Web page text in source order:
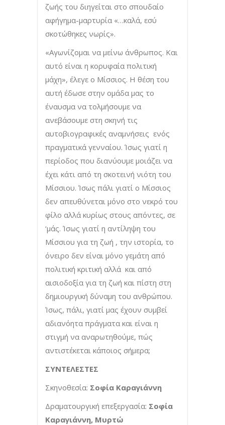
ζωής του διηγείται στο σπουδαίο
αφήγημα-μαρτυρία «…καλά, εσύ
σκοτώθηκες νωρίς».
«Αγωνίζομαι να μείνω άνθρωπος. Και
αυτό είναι η κορυφαία πολιτική
μάχη», έλεγε ο Μίσσιος. Η θέση του
αυτή έδωσε στην ομάδα μας το
έναυσμα να τολμήσουμε να
ανεβάσουμε στη σκηνή τις
αυτοβιογραφικές αναμνήσεις ενός
πραγματικά γενναίου. Ίσως γιατί η
περίοδος που διανύουμε μοιάζει να
έχει κάτι από τη σκοτεινή νιότη του
Μίσσιου. Ίσως πάλι γιατί ο Μίσσιος
δεν απευθύνεται μόνο στο νεκρό του
φίλο αλλά κυρίως στους απόντες, σε
‘μάς. Ίσως γιατί η αντίληψη του
Μίσσιου για τη ζωή , την ιστορία, το
όνειρο δεν είναι μόνο γεμάτη από
πολιτική κριτική αλλά και από
αισιοδοξία για τη ζωή και πίστη στη
δημιουργική δύναμη του ανθρώπου.
Ίσως, πάλι, γιατί μας έχουν συμβεί
αδιανόητα πράγματα και είναι η
στιγμή να αναρωτηθούμε, πώς
αντιστέκεται κάποιος σήμερα;
ΣΥΝΤΕΛΕΣΤΕΣ
Σκηνοθεσία: Σοφία Καραγιάννη
Δραματουργική επεξεργασία: Σοφία
Καραγιάννη, Μυρτώ